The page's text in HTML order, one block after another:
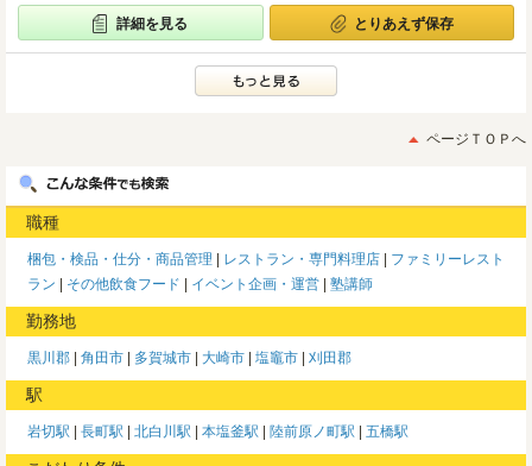
詳細を見る とりあえず保存
ページＴＯＰへ
職種
梱包・検品・仕分・商品管理 レストラン・専門料理店
ファミリーレスト
ラン
その他飲食フード イベント企画・運営 塾講師
勤務地
黒川郡 角田市 多賀城市 大崎市 塩竈市 刈田郡
駅
岩切駅 長町駅 北白川駅 本塩釜駅 陸前原ノ町駅 五橋駅